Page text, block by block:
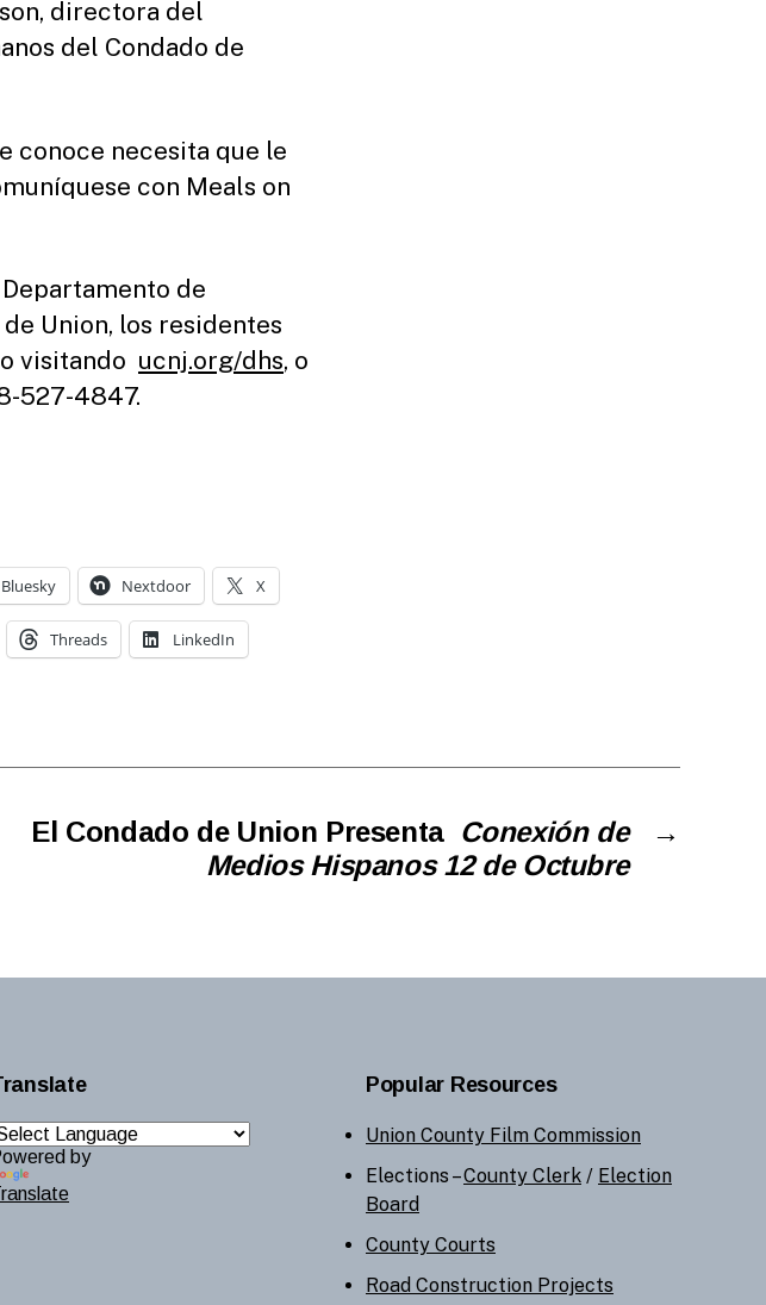
directora del
del Condado de
conoce necesita que le
con Meals on
de
Union, los residentes
visitando ucnj.org/dhs, o
527-4847.
Bluesky Nextdoor X
Threads LinkedIn
→
El Condado de Union Presenta Conexión de
Medios Hispanos 12 de Octubre
by
Popular Resources
Union County Film Commission
Elections –County Clerk / Election
Board
County Courts
Road Construction Projects